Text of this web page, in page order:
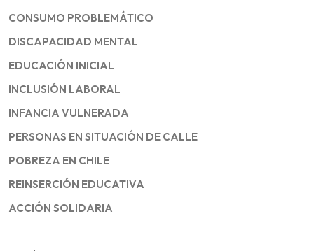
CONSUMO PROBLEMÁTICO
DISCAPACIDAD MENTAL
EDUCACIÓN INICIAL
INCLUSIÓN LABORAL
INFANCIA VULNERADA
PERSONAS EN SITUACIÓN DE CALLE
POBREZA EN CHILE
REINSERCIÓN EDUCATIVA
ACCIÓN SOLIDARIA